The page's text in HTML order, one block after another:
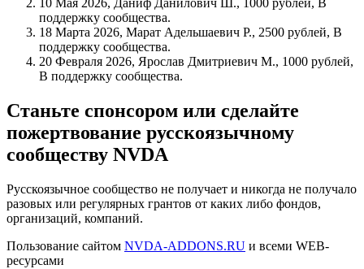
10 Мая 2026, Даниф Данилович Ш., 1000 рублей, В
поддержку сообщества.
18 Марта 2026, Марат Адельшаевич Р., 2500 рублей, В
поддержку сообщества.
20 Февраля 2026, Ярослав Дмитриевич М., 1000 рублей,
В поддержку сообщества.
Станьте спонсором или сделайте
пожертвование русскоязычному
сообществу NVDA
Русскоязычное сообщество не получает и никогда не получало
разовых или регулярных грантов от каких либо фондов,
организаций, компаний.
Пользование сайтом NVDA-ADDONS.RU и всеми WEB-
ресурсами